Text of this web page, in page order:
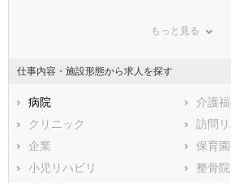
山口県
福岡県
佐賀県
熊本県
鹿児島県
横浜市
横浜市港南区
横浜市緑区
横浜
横浜市栄区
横浜
横浜市青葉区
横浜市
川崎市すべて
もっと見る
仕事内容・施設形態から求人を探す
病院
介護
クリニック
訪問
企業
保育園
小児リハビリ
整骨院